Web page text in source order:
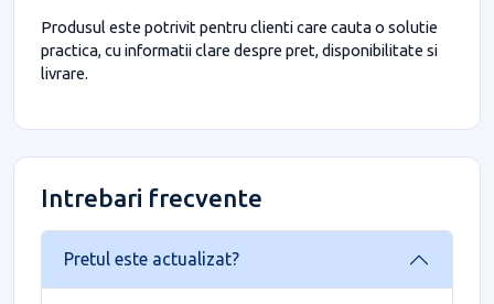
Produsul este potrivit pentru clienti care cauta o solutie
practica, cu informatii clare despre pret, disponibilitate si
livrare.
Intrebari frecvente
Pretul este actualizat?